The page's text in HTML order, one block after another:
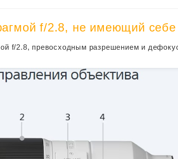
f/2.8, не имеющий
f/2.8, превосходным разрешением и